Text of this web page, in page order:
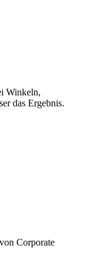
Winkeln,
das Ergebnis.
Corporate